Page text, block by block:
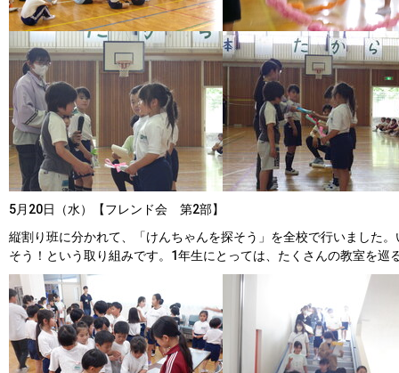
5月20日（水）【フレンド会 第2部】
縦割り班に分かれて、「けんちゃんを探そう」を全校で行いました
そう！という取り組みです。1年生にとっては、たくさんの教室を巡